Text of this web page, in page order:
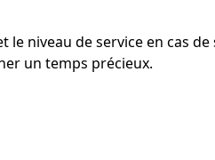
le niveau de service en cas
un temps précieux.